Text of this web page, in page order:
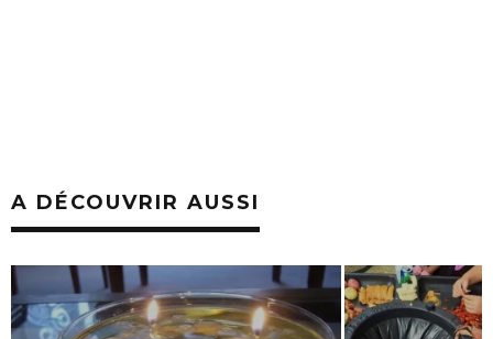
A DÉCOUVRIR AUSSI